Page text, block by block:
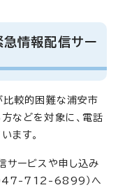
急情報配信サー
較的困難な浦安市
などを対象に、電話
ます。
サービスや申し込み
047-712-6899）へ